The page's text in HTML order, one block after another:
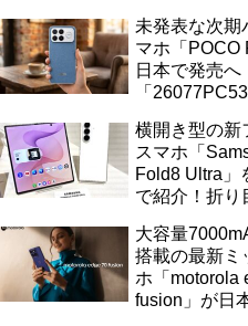
交換なども
未発表な次期
マホ「POCO
日本で発売へ
「
テリー搭載に
横開き型の新
スマホ「
Fold8 Ultra」
で紹介！折り
ト】
大容量
搭載の最新ミ
ホ「motorola
fusion」が日